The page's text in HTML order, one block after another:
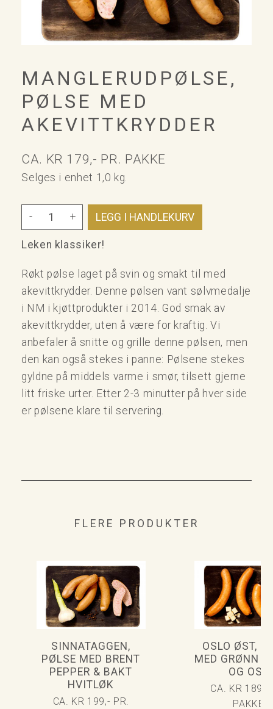
MANGLERUDPØLSE,
PØLSE MED
AKEVITTKRYDDER
CA. KR 179,- PR. PAKKE
Selges i enhet 1,0 kg.
- +
Leken klassiker!
Røkt pølse laget på svin og smakt til med
akevittkrydder. Denne pølsen vant sølvmedalje
i NM i kjøttprodukter i 2014. God smak av
akevittkrydder, uten å være for kraftig. Vi
anbefaler å snitte og grille denne pølsen, men
den kan også stekes i panne: Pølsene stekes
gyldne på middels varme i smør, tilsett gjerne
litt friske urter. Etter 2-3 minutter på hver side
er pølsene klare til servering.
FLERE PRODUKTER
SINNATAGGEN,
PØLSE MED BRENT
PEPPER & BAKT
HVITLØK
CA. KR 199,- PR.
OSLO ØST,
MED GRØNN
OG OST
CA. KR 189,-
PAKKE